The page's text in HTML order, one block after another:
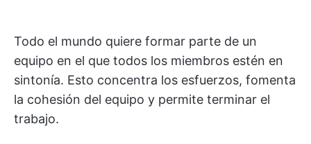
Todo el mundo quiere formar parte de un
equipo en el que todos los miembros estén en
sintonía. Esto concentra los esfuerzos, fomenta
la cohesión del equipo y permite terminar el
trabajo.